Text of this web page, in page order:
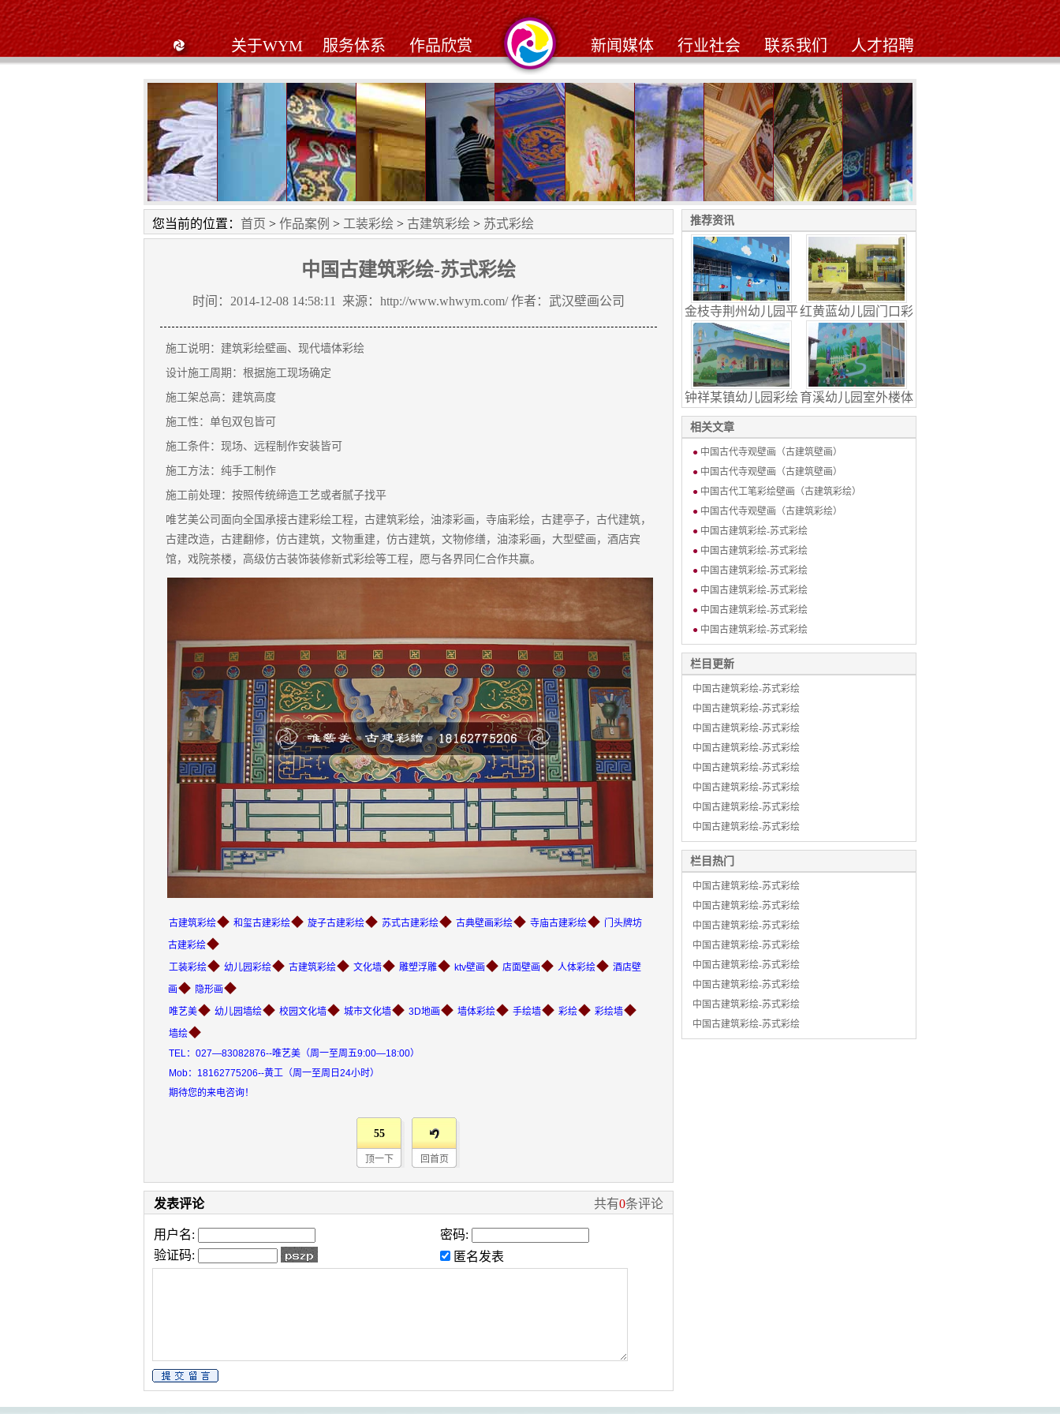
关于WYM 服务体系 作品欣赏 新闻媒体 行业社会 联系我们 人才招聘
工笔画 星星幼儿园黄陂私人别墅九天鹤大酒店工笔画
武昌阳光在线小区黄孝河路北京同仁堂 随州*欧式古建筑徐东*欧式古建筑
您当前的位置： 首页 > 作品案例 > 工装彩绘 > 古建筑彩绘 > 苏式彩绘
中国古建筑彩绘-苏式彩绘
时间：2014-12-08 14:58:11 来源：http://www.whwym.com/ 作者： 武汉壁画公司
施工说明：建筑彩绘壁画、现代墙体彩绘
设计施工周期：根据施工现场确定
施工架总高：建筑高度
施工性：单包双包皆可
施工条件：现场、远程制作安装皆可
施工方法：纯手工制作
施工前处理：按照传统缔造工艺或者腻子找平
唯艺美公司面向全国承接古建彩绘工程，古建筑彩绘，油漆彩画，寺庙彩绘，古建亭子，古代建筑，
古建改造，古建翻修，仿古建筑，文物重建，仿古建筑，文物修缮，油漆彩画，大型壁画，酒店宾
馆，戏院茶楼，高级仿古装饰装修新式彩绘等工程，愿与各界同仁合作共赢。
古建筑彩绘◆ 和玺古建彩绘◆ 旋子古建彩绘◆ 苏式古建彩绘◆ 古典壁画彩绘◆ 寺庙古建彩绘◆ 门头牌坊
古建彩绘◆
工装彩绘◆ 幼儿园彩绘◆ 古建筑彩绘◆ 文化墙◆ 雕塑浮雕◆ ktv壁画◆ 店面壁画◆ 人体彩绘◆ 酒店壁
画◆ 隐形画◆
唯艺美◆ 幼儿园墙绘◆ 校园文化墙◆ 城市文化墙◆ 3D地画◆ 墙体彩绘◆ 手绘墙◆ 彩绘◆ 彩绘墙◆
墙绘◆
TEL：027—83082876--唯艺美（周一至周五9:00—18:00）
Mob：18162775206--黄工（周一至周日24小时）
期待您的来电咨询！
55
顶一下 回首页
发表评论 共有0条评论
用户名:
密码:
验证码:
匿名发表
推荐资讯
金枝寺荆州幼儿园平红黄蓝幼儿园门口彩
钟祥某镇幼儿园彩绘 育溪幼儿园室外楼体
相关文章
● 中国古代寺观壁画（古建筑壁画）
● 中国古代寺观壁画（古建筑壁画）
● 中国古代工笔彩绘壁画（古建筑彩绘）
● 中国古代寺观壁画（古建筑彩绘）
● 中国古建筑彩绘-苏式彩绘
● 中国古建筑彩绘-苏式彩绘
● 中国古建筑彩绘-苏式彩绘
● 中国古建筑彩绘-苏式彩绘
● 中国古建筑彩绘-苏式彩绘
● 中国古建筑彩绘-苏式彩绘
栏目更新
中国古建筑彩绘-苏式彩绘
中国古建筑彩绘-苏式彩绘
中国古建筑彩绘-苏式彩绘
中国古建筑彩绘-苏式彩绘
中国古建筑彩绘-苏式彩绘
中国古建筑彩绘-苏式彩绘
中国古建筑彩绘-苏式彩绘
中国古建筑彩绘-苏式彩绘
栏目热门
中国古建筑彩绘-苏式彩绘
中国古建筑彩绘-苏式彩绘
中国古建筑彩绘-苏式彩绘
中国古建筑彩绘-苏式彩绘
中国古建筑彩绘-苏式彩绘
中国古建筑彩绘-苏式彩绘
中国古建筑彩绘-苏式彩绘
中国古建筑彩绘-苏式彩绘